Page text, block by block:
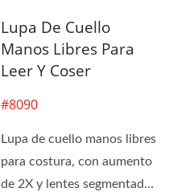
Lupa De Cuello
Manos Libres Para
Leer Y Coser
#8090
Lupa de cuello manos libres
para costura, con aumento
de 2X y lentes segmentadas